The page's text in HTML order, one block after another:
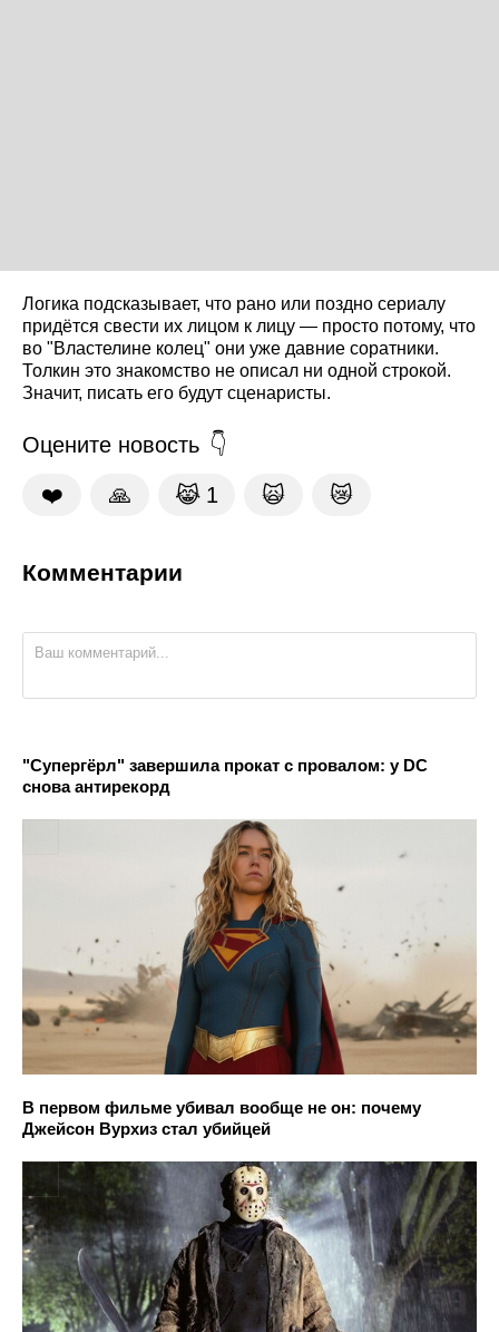
Логика подсказывает, что рано или поздно сериалу
придётся свести их лицом к лицу — просто потому, что
во "Властелине колец" они уже давние соратники.
Толкин это знакомство не описал ни одной строкой.
Значит, писать его будут сценаристы.
Оцените новость
❤️ 🙏 😹 1 🙀 😿
Комментарии
"Супергёрл" завершила прокат с провалом: у DC
снова антирекорд
В первом фильме убивал вообще не он: почему
Джейсон Вурхиз стал убийцей